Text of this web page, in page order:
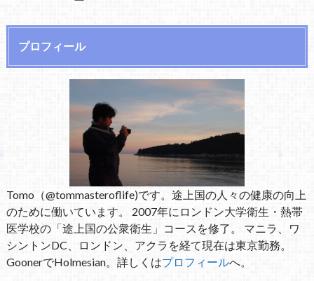
プロフィール
Tomo（@tommasteroflife)です。途上国の人々の健康の向上
のために働いています。 2007年にロンドン大学衛生・熱帯
医学校の「途上国の公衆衛生」コースを修了。 マニラ、ワ
シントンDC、ロンドン、アクラを経て現在は東京勤務。
GoonerでHolmesian。詳しくはプロフィールへ。